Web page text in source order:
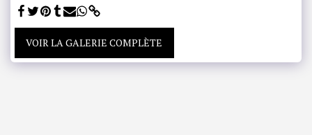
VOIR LA GALERIE COMPLÈTE